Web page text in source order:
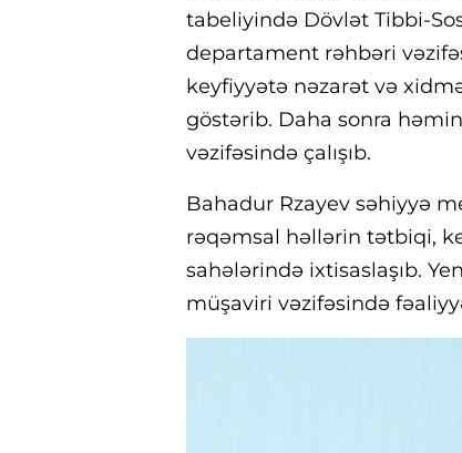
tabeliyində Dövlət Tibbi-
departament rəhbəri
keyfiyyətə nəzarət və
göstərib. Daha sonra
vəzifəsində çalışıb.
Bahadur Rzayev səhiyyə
rəqəmsal həllərin tətbiqi,
sahələrində ixtisaslaşıb.
müşaviri vəzifəsində